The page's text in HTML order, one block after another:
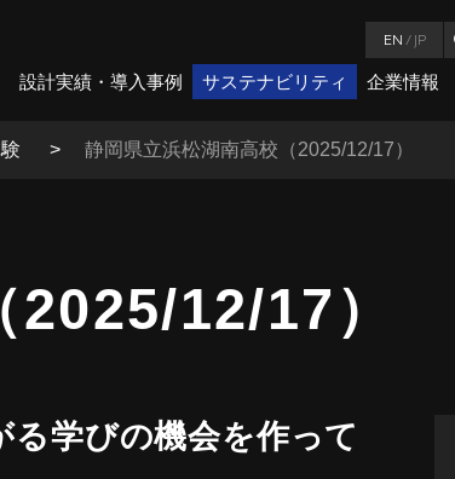
設計実績・導入事例 サステナビリティ 企業情報
EN / JP
静岡県立浜松湖南高校（2025/12/17）
12/17）
学びの機会を作って